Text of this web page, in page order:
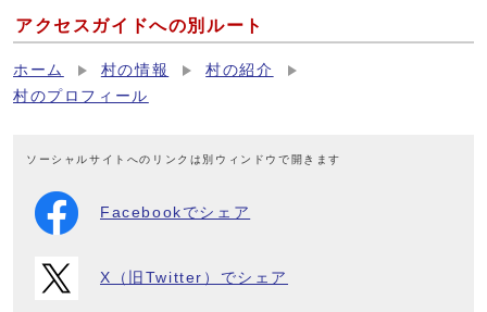
アクセスガイドへの別ルート
ホーム 村の情報
村の紹介
村のプロフィール
ソーシャルサイトへのリンクは別ウィンドウで開きます
Facebookでシェア
X（旧Twitter）でシェア